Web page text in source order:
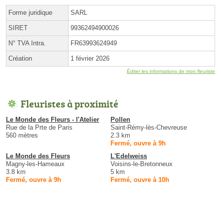
Forme juridique SARL
SIRET 99362494900026
N° TVA Intra. FR63993624949
Création 1 février 2026
Éditer les informations de mon fleuriste
Fleuristes à proximité
Le Monde des Fleurs - l'Atelier
Rue de la Prte de Paris
560 mètres
Pollen
Saint-Rémy-lès-Chevreuse
2.3 km
Fermé, ouvre à 9h
Le Monde des Fleurs
Magny-les-Hameaux
3.8 km
Fermé, ouvre à 9h
L'Edelweiss
Voisins-le-Bretonneux
5 km
Fermé, ouvre à 10h